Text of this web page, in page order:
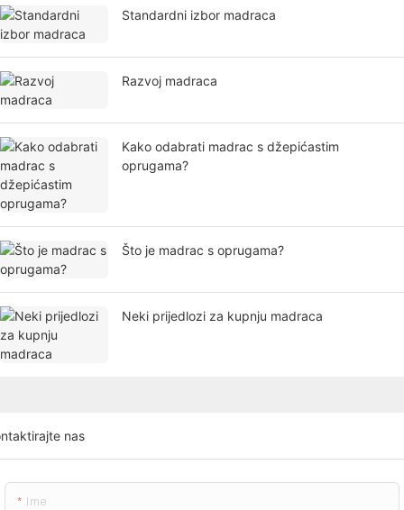
Standardni izbor madraca
Razvoj madraca
Kako odabrati madrac s džepićastim
oprugama?
Što je madrac s oprugama?
Neki prijedlozi za kupnju madraca
nas
Ime